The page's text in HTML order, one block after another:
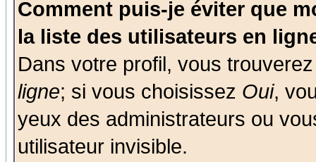
Comment puis-je éviter que
la liste des utilisateurs en
Dans votre profil, vous
ligne; si vous choisissez Oui,
yeux des administrateurs ou
utilisateur invisible.